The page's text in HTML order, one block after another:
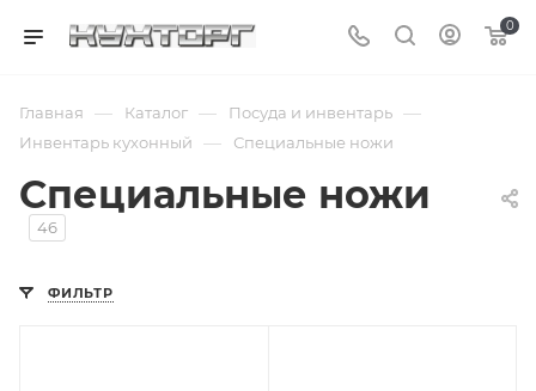
0
Главная — Каталог — Посуда и инвентарь —
Инвентарь кухонный — Специальные ножи
Специальные ножи
46
ФИЛЬТР